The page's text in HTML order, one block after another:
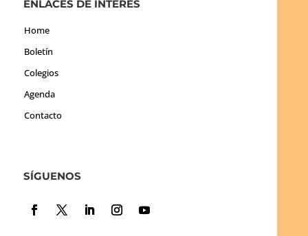
ENLACES DE INTERÉS
Home
Boletín
Colegios
Agenda
Contacto
SÍGUENOS